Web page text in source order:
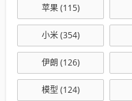
苹果(115)
小米(354)
伊朗 (126)
模型 (124)